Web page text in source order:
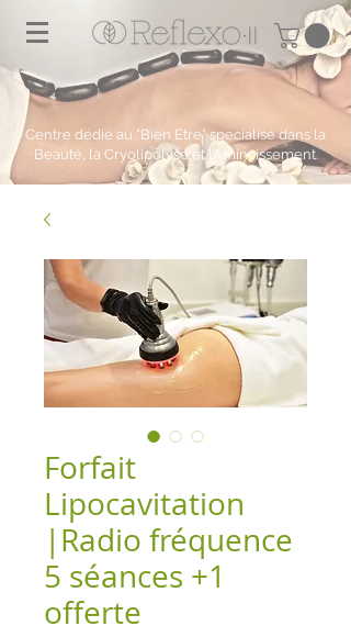
Centre dédié au "Bien Etre” specialisé dans la
Beauté, la Cryolipolyse et l’Amincissement.
Forfait
Lipocavitation
|Radio fréquence
5 séances +1
offerte